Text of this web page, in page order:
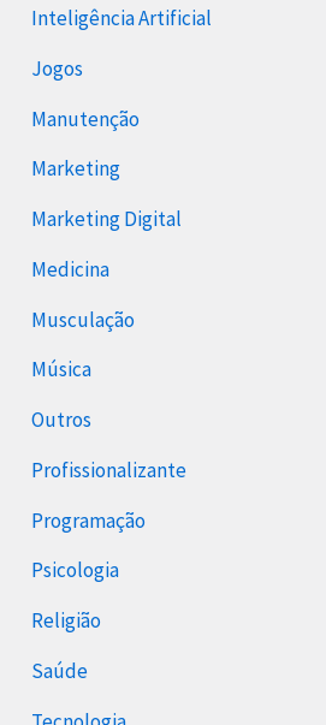
Inteligência Artificial
Jogos
Manutenção
Marketing
Marketing Digital
Medicina
Musculação
Música
Outros
Profissionalizante
Programação
Psicologia
Religião
Saúde